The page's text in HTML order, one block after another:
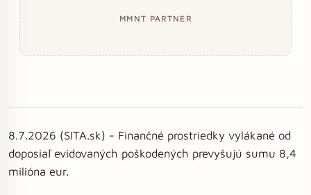
MMNT PARTNER
8.7.2026 (SITA.sk) - Finančné prostriedky vylákané od
doposiaľ evidovaných poškodených prevyšujú sumu 8,4
milióna eur.